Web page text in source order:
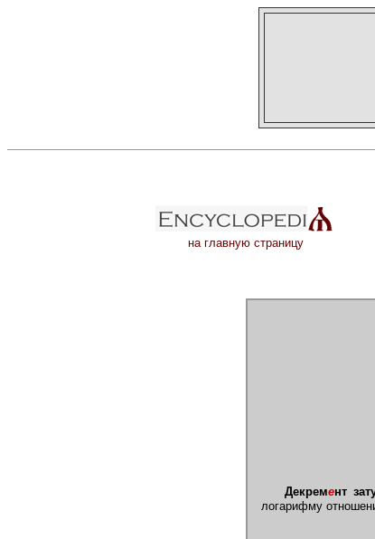
на главную страницу
Декремент
логарифму